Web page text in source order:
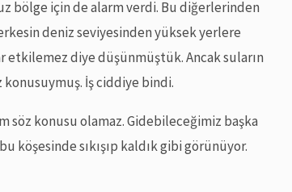
bölge için de alarm verdi. Bu diğerlerinden
deniz seviyesinden yüksek yerlere
etkilemez diye düşünmüştük. Ancak suların
İş ciddiye bindi.
söz konusu olamaz. Gidebileceğimiz başka
köşesinde sıkışıp kaldık gibi görünüyor.